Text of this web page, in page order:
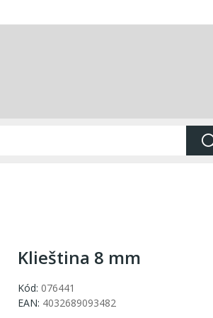
Klieština 8 mm
Kód: 076441
EAN: 4032689093482